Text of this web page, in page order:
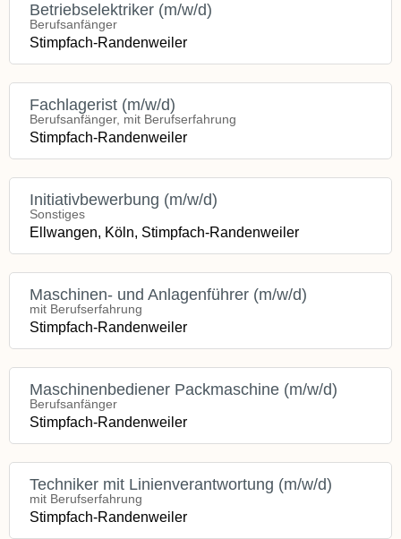
Betriebselektriker (m/w/d)
Berufsanfänger
Stimpfach-Randenweiler
Fachlagerist (m/w/d)
Berufsanfänger, mit Berufserfahrung
Stimpfach-Randenweiler
Initiativbewerbung (m/w/d)
Sonstiges
Ellwangen, Köln, Stimpfach-Randenweiler
Maschinen- und Anlagenführer (m/w/d)
mit Berufserfahrung
Stimpfach-Randenweiler
Maschinenbediener Packmaschine (m/w/d)
Berufsanfänger
Stimpfach-Randenweiler
Techniker mit Linienverantwortung (m/w/d)
mit Berufserfahrung
Stimpfach-Randenweiler